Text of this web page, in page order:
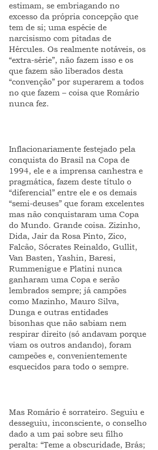
estimam, se embriagando no
excesso da própria concepção que
tem de si; uma espécie de
narcisismo com pitadas de
Hércules. Os realmente notáveis, os
“extra-série”, não fazem isso e os
que fazem são liberados desta
“convenção” por superarem a todos
no que fazem – coisa que Romário
nunca fez.
Inflacionariamente festejado pela
conquista do Brasil na Copa de
1994, ele e a imprensa canhestra e
pragmática, fazem deste título o
“diferencial” entre ele e os demais
“semi-deuses” que foram excelentes
mas não conquistaram uma Copa
do Mundo. Grande coisa. Zizinho,
Dida, Jair da Rosa Pinto, Zico,
Falcão, Sócrates Reinaldo, Gullit,
Van Basten, Yashin, Baresi,
Rummenigue e Platini nunca
ganharam uma Copa e serão
lembrados sempre; já campões
como Mazinho, Mauro Silva,
Dunga e outras entidades
bisonhas que não sabiam nem
respirar direito (só andavam porque
viam os outros andando), foram
campeões e, convenientemente
esquecidos para todo o sempre.
Mas Romário é sorrateiro. Seguiu e
desseguiu, inconsciente, o conselho
dado a um pai sobre seu filho
peralta: “Teme a obscuridade, Brás;